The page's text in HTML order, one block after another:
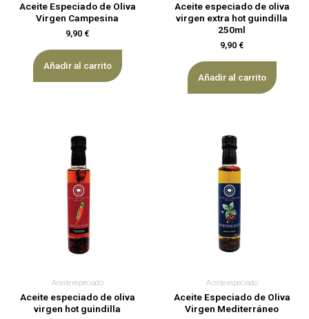
Aceite Especiado de Oliva
Virgen Campesina
9,90 €
Añadir al carrito
Aceite especiado de oliva
virgen extra hot guindilla
250ml
9,90 €
Añadir al carrito
Aceite especiado
Aceite especiado de oliva
virgen hot guindilla
Aceite especiado
Aceite Especiado de Oliva
Virgen Mediterráneo